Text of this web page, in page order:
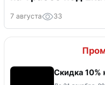
7 августа 33
Скидка 10%